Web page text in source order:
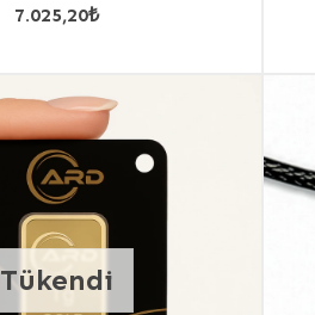
7.025,20₺
Tükendi